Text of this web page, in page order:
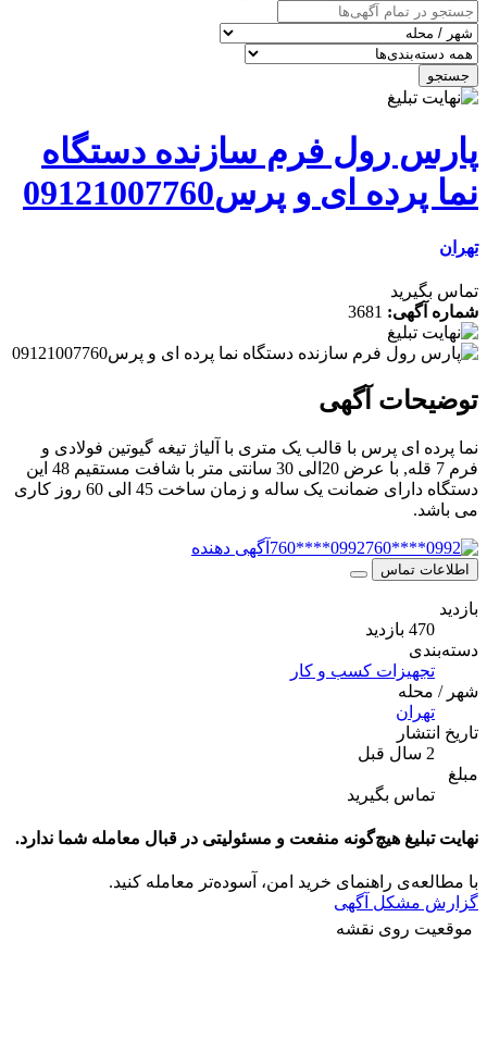
جستجو
پارس رول فرم سازنده دستگاه
نما پرده ای و پرس09121007760
تهران
تماس بگیرید
شماره آگهی: 3681
توضیحات آگهی
نما پرده ای پرس با قالب یک متری با آلیاژ تیغه گیوتین فولادی و
فرم 7 قله, با عرض 20الی 30 سانتی متر با شافت مستقیم 48 این
دستگاه دارای ضمانت یک ساله و زمان ساخت 45 الی 60 روز کاری
می باشد.
0992****760 آگهی دهنده
اطلاعات تماس
بازدید
470 بازدید
دسته‌بندی
تجهیزات کسب و کار
شهر / محله
تهران
تاریخ انتشار
2 سال قبل
مبلغ
تماس بگیرید
نهایت تبلیغ هیچ‌گونه منفعت و مسئولیتی در قبال معامله شما ندارد.
با مطالعه‌ی راهنمای خرید امن، آسوده‌تر معامله کنید.
گزارش مشکل آگهی
موقعیت روی نقشه